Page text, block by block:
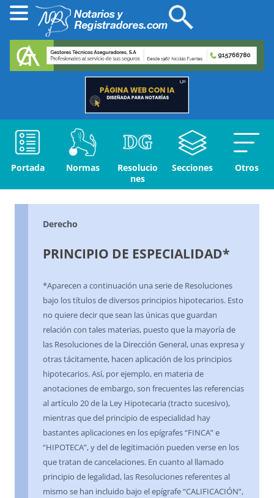
Portada Normas
Resolucio
nes
Secciones Otros
Derecho
PRINCIPIO DE ESPECIALIDAD*
*Aparecen a continuación una serie de Resoluciones
bajo los títulos de diversos principios hipotecarios. Esto
no quiere decir que sean las únicas que guardan
relación con tales materias, puesto que la mayoría de
las Resoluciones de la Dirección General, unas expresa y
otras tácitamente, hacen aplicación de los principios
hipotecarios. Así, por ejemplo, en materia de
anotaciones de embargo, son frecuentes las referencias
al artículo 20 de la Ley Hipotecaria (tracto sucesivo),
mientras que del principio de especialidad hay
bastantes aplicaciones en los epígrafes “FINCA” e
“HIPOTECA”, y del de legitimación pueden verse en los
que tratan de cancelaciones. En cuanto al llamado
principio de legalidad, las Resoluciones referentes al
mismo se han incluido bajo el epígrafe “CALIFICACIÓN”,